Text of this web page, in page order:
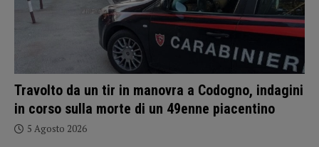
Travolto da un tir in manovra a Codogno, indagini
in corso sulla morte di un 49enne piacentino
5 Agosto 2026